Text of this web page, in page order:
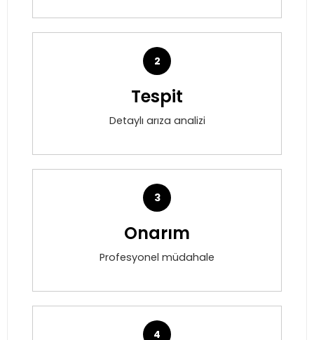
2
Tespit
Detaylı arıza analizi
3
Onarım
Profesyonel müdahale
4